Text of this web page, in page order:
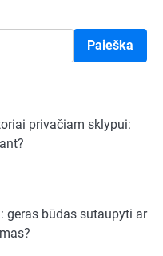
Paieška
privačiam sklypui:
geras būdas sutaupyti ar